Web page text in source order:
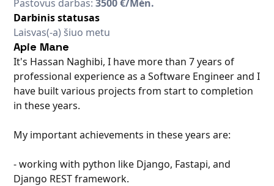
Pastovus darbas:3500 €/Mėn.
Darbinis statusas
Laisvas(-a) šiuo metu
Apie Mane
It's Hassan Naghibi, I have more than 7 years of
professional experience as a Software Engineer and I
have built various projects from start to completion
in these years.
My important achievements in these years are:
- working with python like Django, Fastapi, and
Django REST framework.